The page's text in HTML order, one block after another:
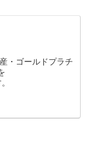
・ゴールドプラチ